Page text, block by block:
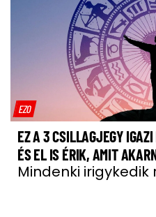
EZO
EZ A 3 CSILLAGJEGY
ÉS EL IS ÉRIK, AMIT
Mindenki irigykedik